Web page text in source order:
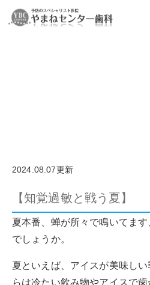
2024.08.07更新
【知覚過敏と戦う夏】
夏本番、蝉が所々で鳴いてま
でしょうか。
夏といえば、アイスが美味し
らは冷たい飲み物やアイスで